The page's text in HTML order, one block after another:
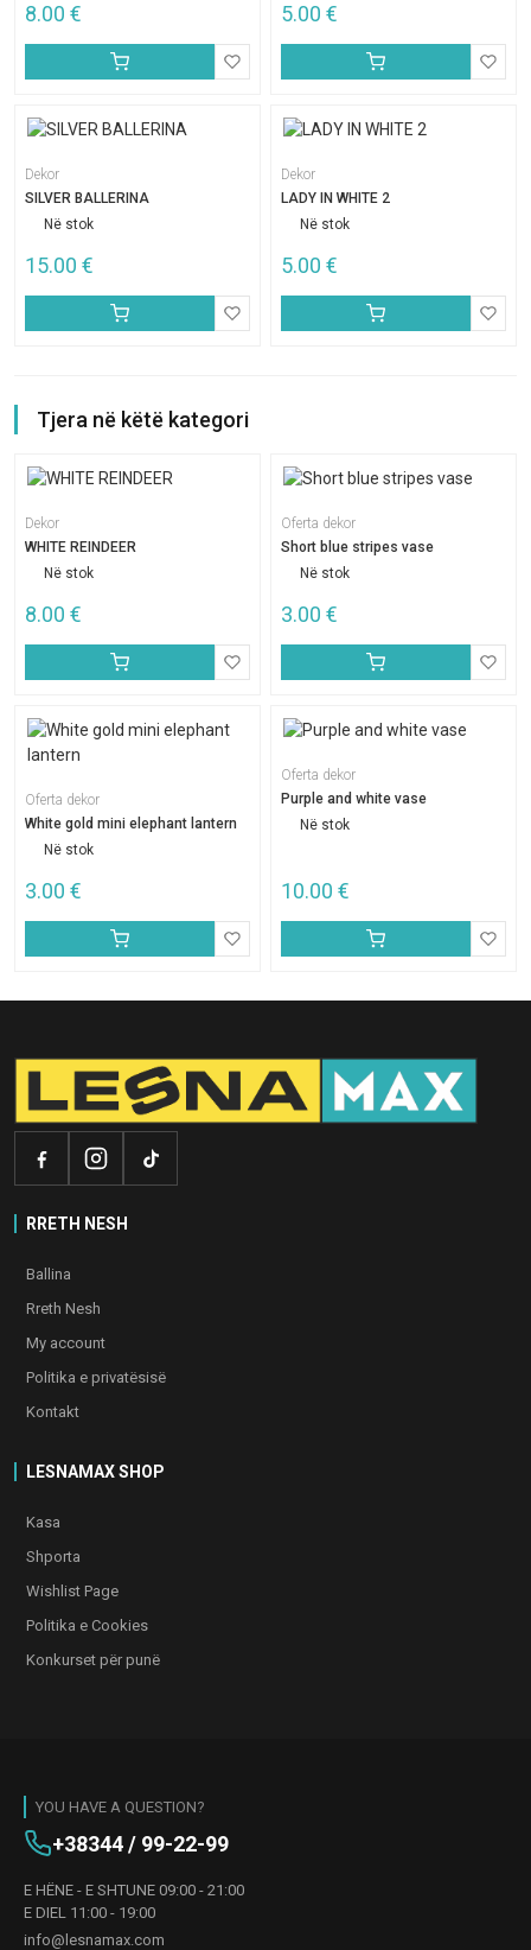
8.00 € 5.00 €
Dekor
SILVER BALLERINA
Në stok
15.00 €
Dekor
LADY IN WHITE 2
Në stok
5.00 €
Tjera në këtë kategori
Dekor
WHITE REINDEER
Në stok
8.00 €
Oferta dekor
Short blue stripes vase
Në stok
3.00 €
Oferta dekor
White gold mini elephant lantern
Në stok
3.00 €
Oferta dekor
Purple and white vase
Në stok
10.00 €
RRETH NESH
Ballina
Rreth Nesh
My account
Politika e privatësisë
Kontakt
LESNAMAX SHOP
Kasa
Shporta
Wishlist Page
Politika e Cookies
Konkurset për punë
YOU HAVE A QUESTION?
+38344 / 99-22-99
E HËNE - E SHTUNE 09:00 - 21:00
E DIEL 11:00 - 19:00
info@lesnamax.com